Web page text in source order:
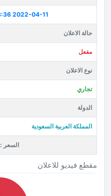
2022-04-11 09:23:36
حالة الاعلان
مفعل
نوع الاعلان
تجاري
الدولة
المملكة العربية السعودية
السعر :
مقطع فيديو للاعلان